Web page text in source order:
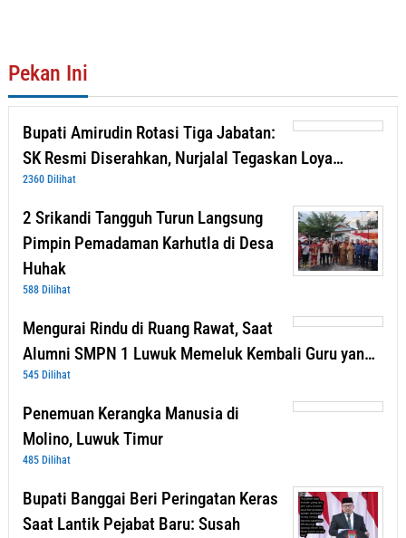
Pekan Ini
Bupati Amirudin Rotasi Tiga Jabatan:
SK Resmi Diserahkan, Nurjalal Tegaskan Loya…
2360 Dilihat
2 Srikandi Tangguh Turun Langsung
Pimpin Pemadaman Karhutla di Desa
Huhak
588 Dilihat
Mengurai Rindu di Ruang Rawat, Saat
Alumni SMPN 1 Luwuk Memeluk Kembali Guru yan…
545 Dilihat
Penemuan Kerangka Manusia di
Molino, Luwuk Timur
485 Dilihat
Bupati Banggai Beri Peringatan Keras
Saat Lantik Pejabat Baru: Susah